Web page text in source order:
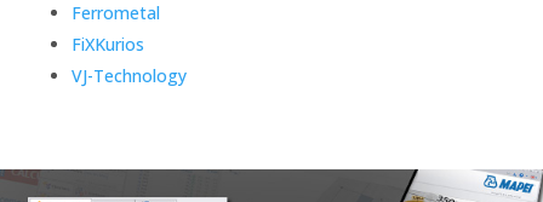
Ferrometal
FiXKurios
VJ-Technology